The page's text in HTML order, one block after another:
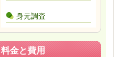
身元調査
料金と費用